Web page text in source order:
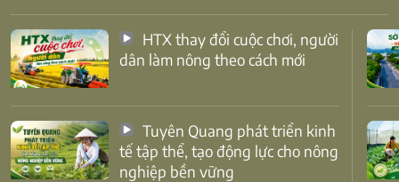
dân làm nông theo cách mới
tế tập thể, tạo động lực cho nông
nghiệp bền vững